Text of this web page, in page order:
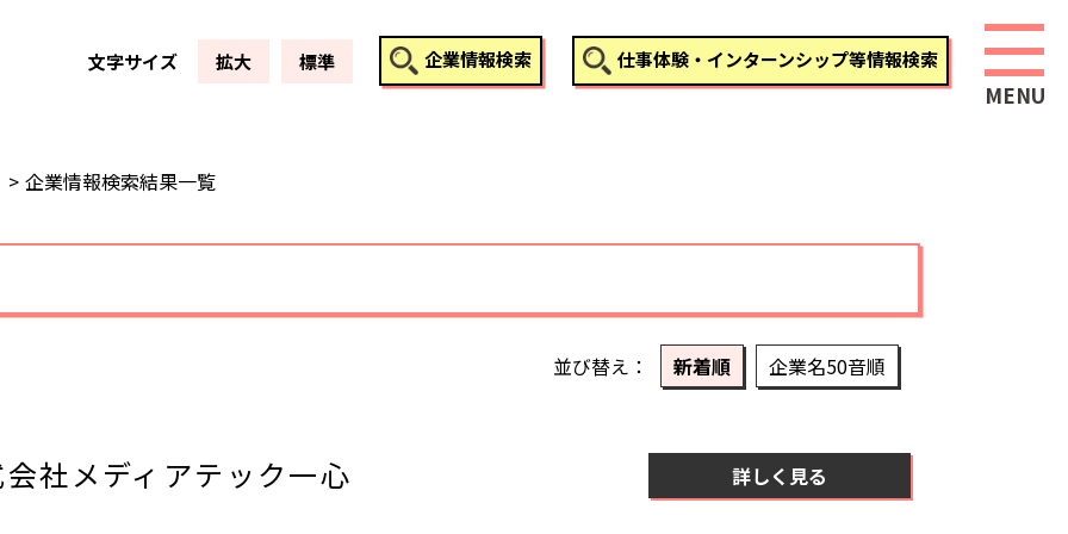
文字サイズ 拡大 標準 企業情報検索 仕事体験・インターンシップ等情報検索
企業情報検索結果一覧
並び替え 新着順 企業名50音順
社メディアテック一心 詳しく見る